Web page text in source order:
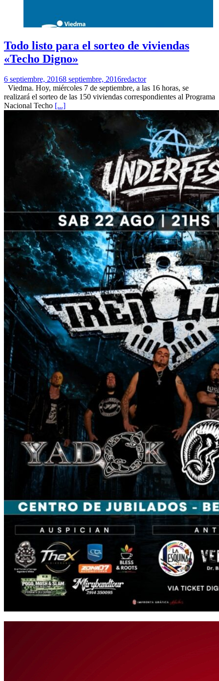
Todo listo para el sorteo de viviendas
«Techo Digno»
6 septiembre, 20168 septiembre, 2016redactor
Viedma. Hoy, miércoles 7 de septiembre, a las 16 horas, se
realizará el sorteo de las 150 viviendas correspondientes al Programa
Nacional Techo [...]